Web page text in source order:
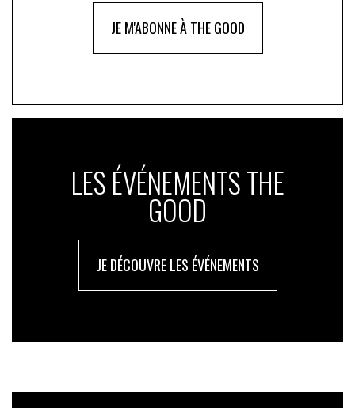
JE M'ABONNE À THE GOOD
LES ÉVÉNEMENTS THE
GOOD
JE DÉCOUVRE LES ÉVÉNEMENTS